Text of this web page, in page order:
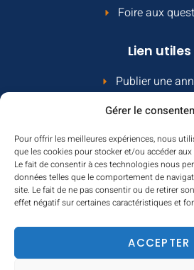
Gérer le
Pour offrir les meilleures expériences, nous
que les cookies pour stocker et/ou accéder
Le fait de consentir à ces technologies nous
données telles que le comportement de
site. Le fait de ne pas consentir ou de retirer
effet négatif sur certaines caractéristiques et
ACCEPTER
Foire aux
Lien utiles
Publier une
Comment ça
Contact
Contactez-
Email: